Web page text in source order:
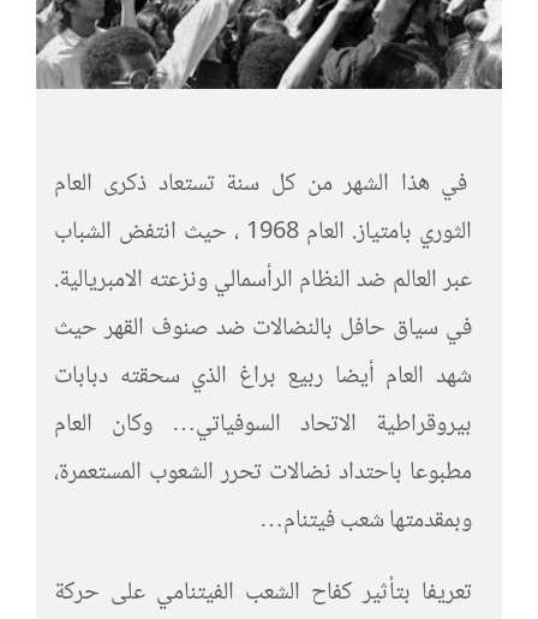
في هذا الشهر من كل سنة تستعاد ذكرى العام
الثوري بامتياز. العام 1968 ، حيث انتفض الشباب
عبر العالم ضد النظام الرأسمالي ونزعته الامبريالية.
في سياق حافل بالنضالات ضد صنوف القهر حيث
شهد العام أيضا ربيع براغ الذي سحقته دبابات
بيروقراطية الاتحاد السوفياتي… وكان العام
مطبوعا باحتداد نضالات تحرر الشعوب المستعمرة،
وبمقدمتها شعب فيتنام…
تعريفا بتأثير كفاح الشعب الفيتنامي على حركة